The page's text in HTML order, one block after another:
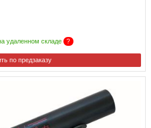
удаленном складе ?
по предзаказу